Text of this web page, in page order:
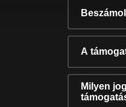
A
Milyen